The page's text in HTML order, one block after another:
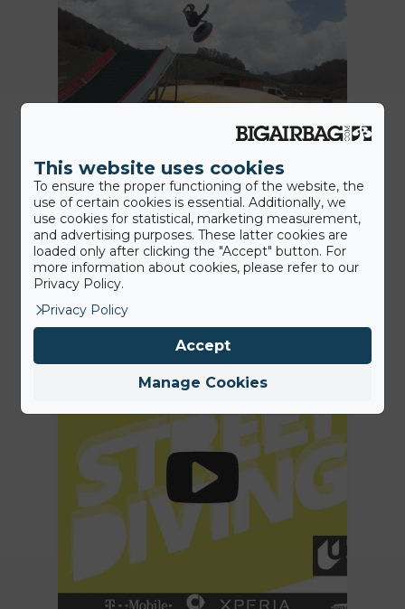
12th July 2016
BigAirBag Tubby Jump at
Roccaraso Ski Resort
The Neveplast TUBBY center Coppo
dell’Orso, Roccaraso is getting
bigger! Next to the 120 meter…
Dernières news
This website uses cookies
To ensure the proper functioning of the website, the
use of certain cookies is essential. Additionally, we
use cookies for statistical, marketing measurement,
and advertising purposes. These latter cookies are
loaded only after clicking the "Accept" button. For
more information about cookies, please refer to our
Privacy Policy.
Privacy Policy
Manage Cookies
Accept